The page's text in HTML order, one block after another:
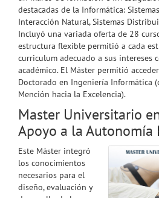
destacadas de la Informática:
Interacción Natural, Sistemas
Incluyó una variada oferta de 28
estructura flexible permitió a cada
curriculum adecuado a sus intereses
académico. El Máster permitió
Doctorado en Ingeniería Informática
Mención hacia la Excelencia).
Master Universitario
Apoyo a la Autonomía
Este Máster integró
los conocimientos
necesarios para el
diseño, evaluación y